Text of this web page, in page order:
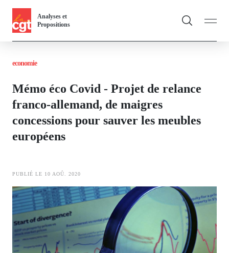
Aller
contenu
Analyses et
Propositions
Dossiers
Thématiques
economie
Mémo éco Covid - Projet de relance
franco-allemand, de maigres
concessions pour sauver les meubles
européens
PUBLIÉ LE 10 AOÛ. 2020
Image